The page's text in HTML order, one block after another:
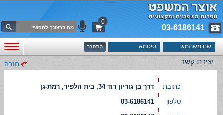
03-6186141
0
יצירת קשר חזרה
כתובת
דרך בן גוריון דוד 34, בית הלפיד, רמת-גן
טלפון
03-6186141